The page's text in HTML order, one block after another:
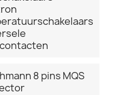
8 pins MQS